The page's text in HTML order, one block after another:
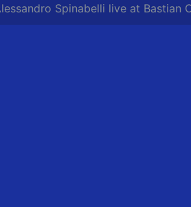
Spinabelli live at Bastian